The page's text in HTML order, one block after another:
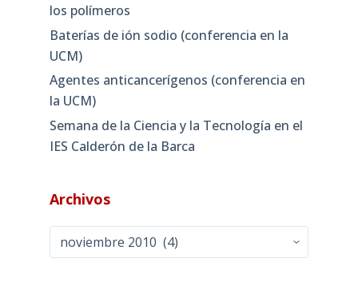
los polímeros
Baterías de ión sodio (conferencia en la
UCM)
Agentes anticancerígenos (conferencia en
la UCM)
Semana de la Ciencia y la Tecnología en el
IES Calderón de la Barca
Archivos
Archivos